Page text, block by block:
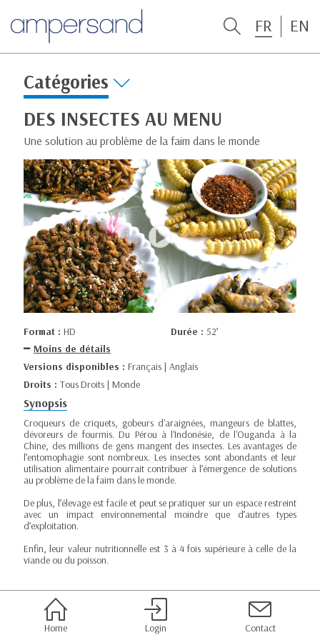
FR EN
Catégories
DES INSECTES AU MENU
Une solution au problème de la faim dans le monde
Format : HD Durée : 52’
Moins de détails
Versions disponibles : Français | Anglais
Droits : Tous Droits | Monde
Synopsis
Croqueurs de criquets, gobeurs d'araignées, mangeurs de blattes,
dévoreurs de fourmis. Du Pérou à l'Indonésie, de l'Ouganda à la
Chine, des millions de gens mangent des insectes. Les avantages de
l’entomophagie sont nombreux. Les insectes sont abondants et leur
utilisation alimentaire pourrait contribuer à l’émergence de solutions
au problème de la faim dans le monde.
De plus, l’élevage est facile et peut se pratiquer sur un espace restreint
avec un impact environnemental moindre que d’autres types
d’exploitation.
Enfin, leur valeur nutritionnelle est 3 à 4 fois supérieure à celle de la
viande ou du poisson.
Home Login Contact